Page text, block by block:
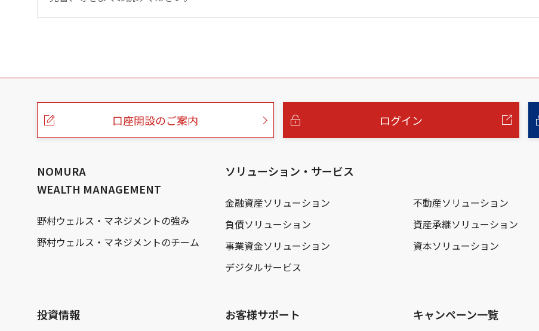
こ
口座開設のご案内 ログイン
NOMURA
WEALTH MANAGEMENT
野村ウェルス・マネジメントの強み
野村ウェルス・マネジメントのチーム
ソリューション・サービス
金融資産ソリューション 不動産ソリューション
負債ソリューション
資産承継ソリューション
事業資金ソリューション
資本ソリューション
デジタルサービス
投資情報 お客様サポート
キャンペーン一覧